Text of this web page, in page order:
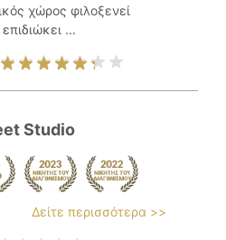
χώρος φιλοξενεί
...
Studio
Δείτε περισσότερα >>